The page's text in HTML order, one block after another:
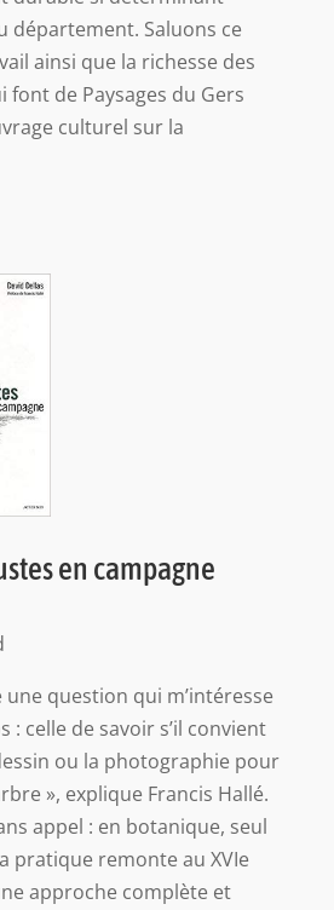
département. Saluons ce
ainsi que la richesse des
de Paysages du Gers
culturel sur la
en campagne
une question qui m’intéresse
: celle de savoir s’il convient
ou la photographie pour
», explique Francis Hallé.
appel : en botanique, seul
pratique remonte au XVIe
approche complète et